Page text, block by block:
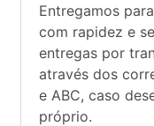
Entregamos
com rapidez e
entregas por
através dos
e ABC, caso
próprio.